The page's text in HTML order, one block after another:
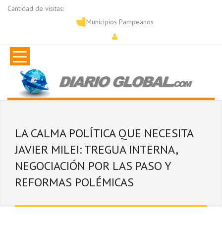
Cantidad de visitas:
Municipios Pampeanos
LA CALMA POLÍTICA QUE NECESITA
JAVIER MILEI: TREGUA INTERNA,
NEGOCIACIÓN POR LAS PASO Y
REFORMAS POLÉMICAS